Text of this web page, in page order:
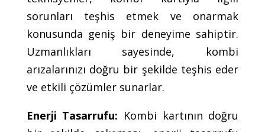
sorunları teşhis etmek ve onarmak
konusunda geniş bir deneyime sahiptir.
Uzmanlıkları sayesinde, kombi
arızalarınızı doğru bir şekilde teşhis eder
ve etkili çözümler sunarlar.
Enerji Tasarrufu: Kombi kartının doğru